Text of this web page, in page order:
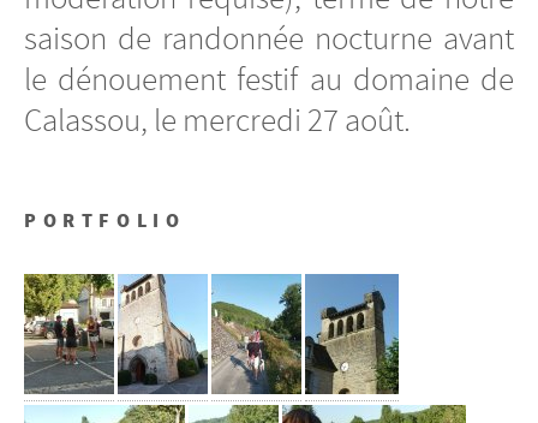
saison de randonnée nocturne avant
le dénouement festif au domaine de
Calassou, le mercredi 27 août.
PORTFOLIO